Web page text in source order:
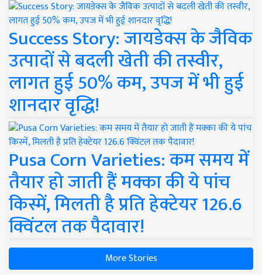
Success Story: जायडेक्स के जैविक
उत्पादों से बदली खेती की तस्वीर,
लागत हुई 50% कम, उपज में भी हुई
शानदार वृद्धि!
Pusa Corn Varieties: कम समय में
तैयार हो जाती हैं मक्का की ये पांच
किस्में, मिलती है प्रति हेक्टेयर 126.6
क्विंटल तक पैदावार!
More Stories